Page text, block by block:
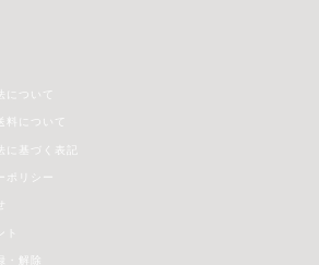
について
料について
に基づく表記
ポリシー
ト
・解除